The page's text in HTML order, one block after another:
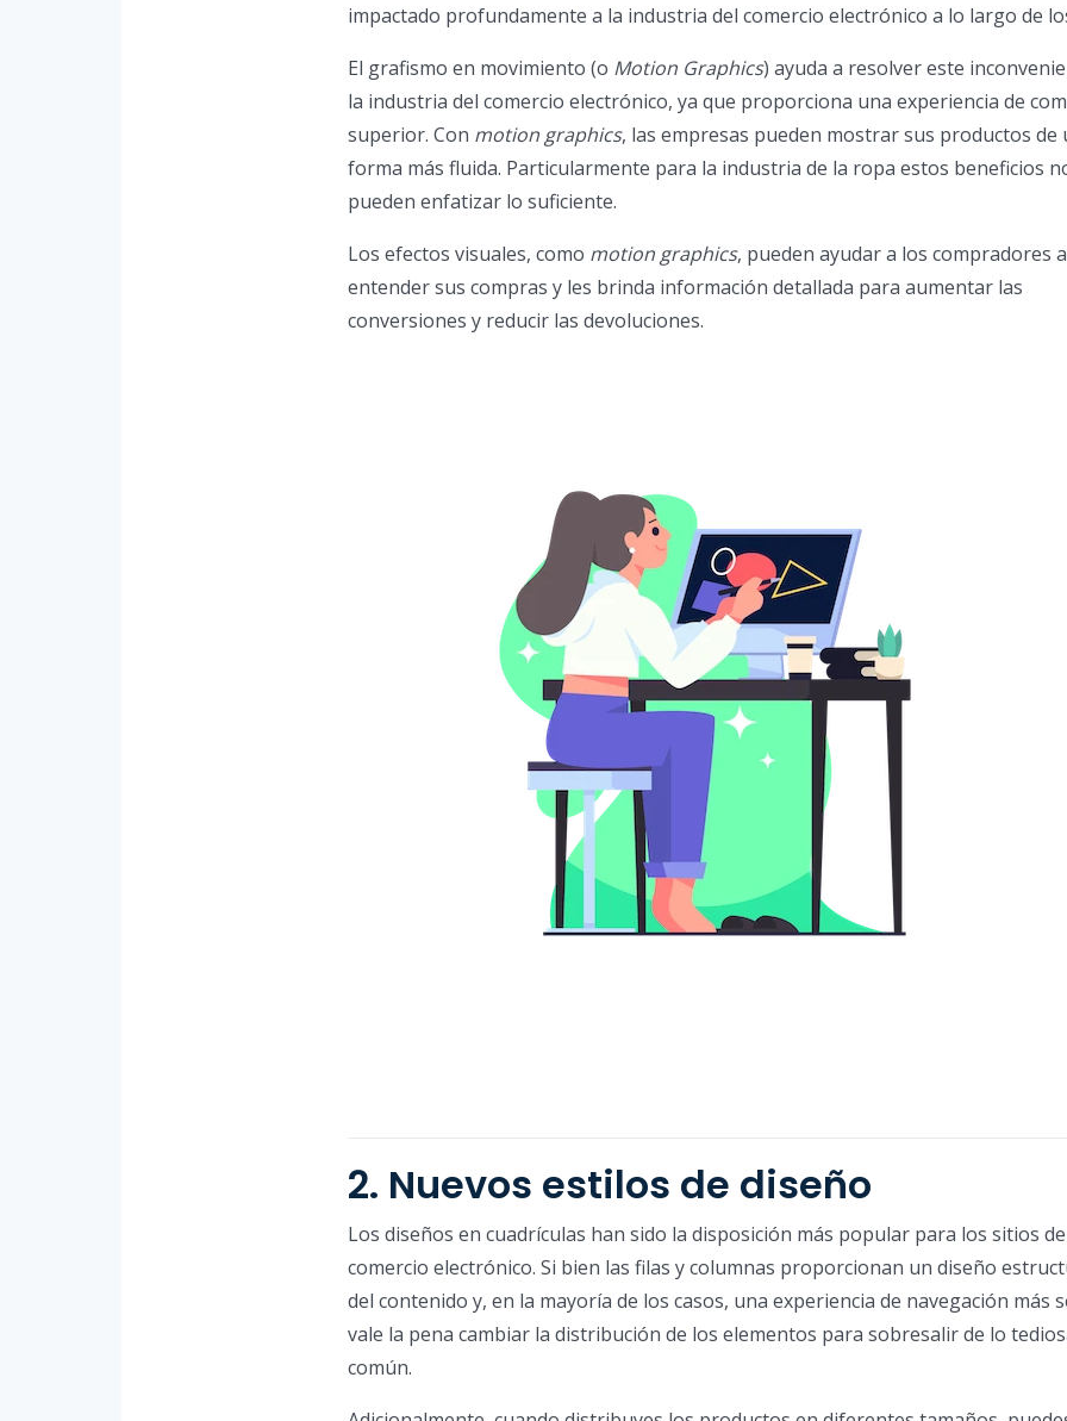
impactado profundamente a la industria del comercio electrónico a lo largo de
El grafismo en movimiento (o Motion Graphics) ayuda a resolver este
la industria del comercio electrónico, ya que proporciona una experiencia de
superior. Con motion graphics, las empresas pueden mostrar sus productos de
forma más fluida. Particularmente para la industria de la ropa estos beneficios
pueden enfatizar lo suficiente.
Los efectos visuales, como motion graphics, pueden ayudar a los compradores a
entender sus compras y les brinda información detallada para aumentar las
conversiones y reducir las devoluciones.
2. Nuevos estilos de diseño
Los diseños en cuadrículas han sido la disposición más popular para los sitios de
comercio electrónico. Si bien las filas y columnas proporcionan un diseño
del contenido y, en la mayoría de los casos, una experiencia de navegación más
vale la pena cambiar la distribución de los elementos para sobresalir de lo
común.